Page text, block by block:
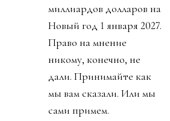
миллиардов долларов на
Новый год 1 января 2027.
Право на мнение
никому, конечно, не
дали. Принимайте как
мы вам сказали. Или мы
сами примем.